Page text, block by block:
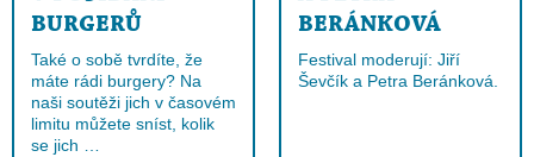
BURGERŮ
Také o sobě tvrdíte, že
máte rádi burgery? Na
naši soutěži jich v časovém
limitu můžete sníst, kolik
se jich …
BERÁNKOVÁ
Festival moderují: Jiří
Ševčík a Petra Beránková.